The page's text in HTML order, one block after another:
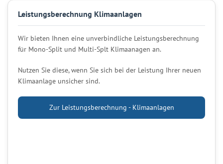
Leistungsberechnung Klimaanlagen
Wir bieten Ihnen eine unverbindliche Leistungsberechnung
für Mono-Split und Multi-Splt Klimaanagen an.
Nutzen Sie diese, wenn Sie sich bei der Leistung Ihrer neuen
Klimaanlage unsicher sind.
Zur Leistungsberechnung - Klimaanlagen